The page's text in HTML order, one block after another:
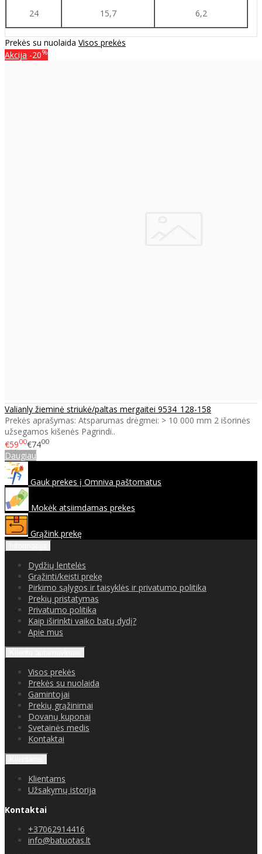
24 15,7 6,2
Prekės su nuolaida Visos prekės
Akcija -20%
Valianly žieminė striukė/paltas mergaitei 9534_128-158
Prekės aprašymas: Atsparumas drėgmei: > 10 000 mm 2 išorinės
užsegamos kišenės Pagrindi..
€5900€7400
Daugiau
Gauk prekes į Omniva paštomatus
Mokėk atsiimdamas prekes
Grąžink prekę
Dydžių lentelės
Grąžinti/keisti prekę
Pirkimo sąlygos ir taisyklės ir privatumo politika
Prekių pristatymas
Privatumo politika
Kaip iširinkti vaiko batų dydį?
Apie mus
Visos prekės
Prekės su nuolaida
Gamintojai
Prekių grąžinimai
Dovanų kuponai
Svetainės medis
Kontaktai
Klientams
Užsakymų istorija
Kontaktai
+37062914416
info@batuotas.lt